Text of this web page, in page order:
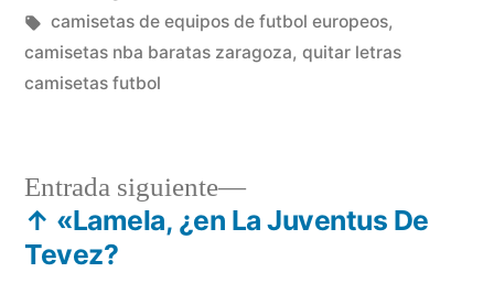
en
Etiquetas:
camisetas de equipos de futbol europeos,
camisetas nba baratas zaragoza, quitar letras
camisetas futbol
Navegación
Entrada siguiente
Entrada
siguiente:
↑ «Lamela, ¿en La Juventus De
Tevez?